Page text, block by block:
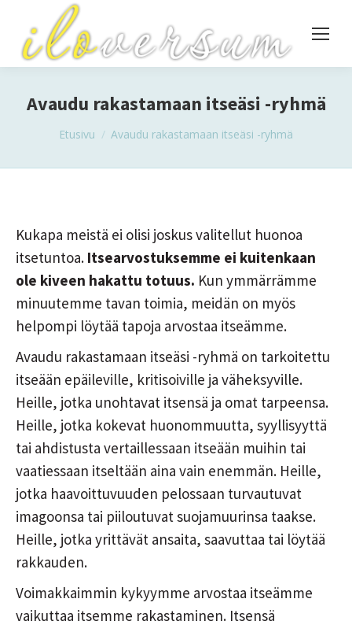
Avaudu rakastamaan itseäsi -ryhmä
You are here:
Etusivu Avaudu rakastamaan itseäsi -ryhmä
Kukapa meistä ei olisi joskus valitellut huonoa
itsetuntoa. Itsearvostuksemme ei kuitenkaan
ole kiveen hakattu totuus. Kun ymmärrämme
minuutemme tavan toimia, meidän on myös
helpompi löytää tapoja arvostaa itseämme.
Avaudu rakastamaan itseäsi -ryhmä on tarkoitettu
itseään epäileville, kritisoiville ja väheksyville.
Heille, jotka unohtavat itsensä ja omat tarpeensa.
Heille, jotka kokevat huonommuutta, syyllisyyttä
tai ahdistusta vertaillessaan itseään muihin tai
vaatiessaan itseltään aina vain enemmän. Heille,
jotka haavoittuvuuden pelossaan turvautuvat
imagoonsa tai piiloutuvat suojamuurinsa taakse.
Heille, jotka yrittävät ansaita, saavuttaa tai löytää
rakkauden.
Voimakkaimmin kykyymme arvostaa itseämme
vaikuttaa itsemme rakastaminen. Itsensä